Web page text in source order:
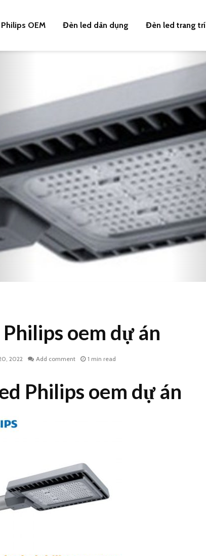
OEM Đèn led dân dụng Đèn led trang trí
oem dự án
2022 Add comment 1 min read
Philips oem dự án
Tìm nhà sản xuất đèn
led Philips